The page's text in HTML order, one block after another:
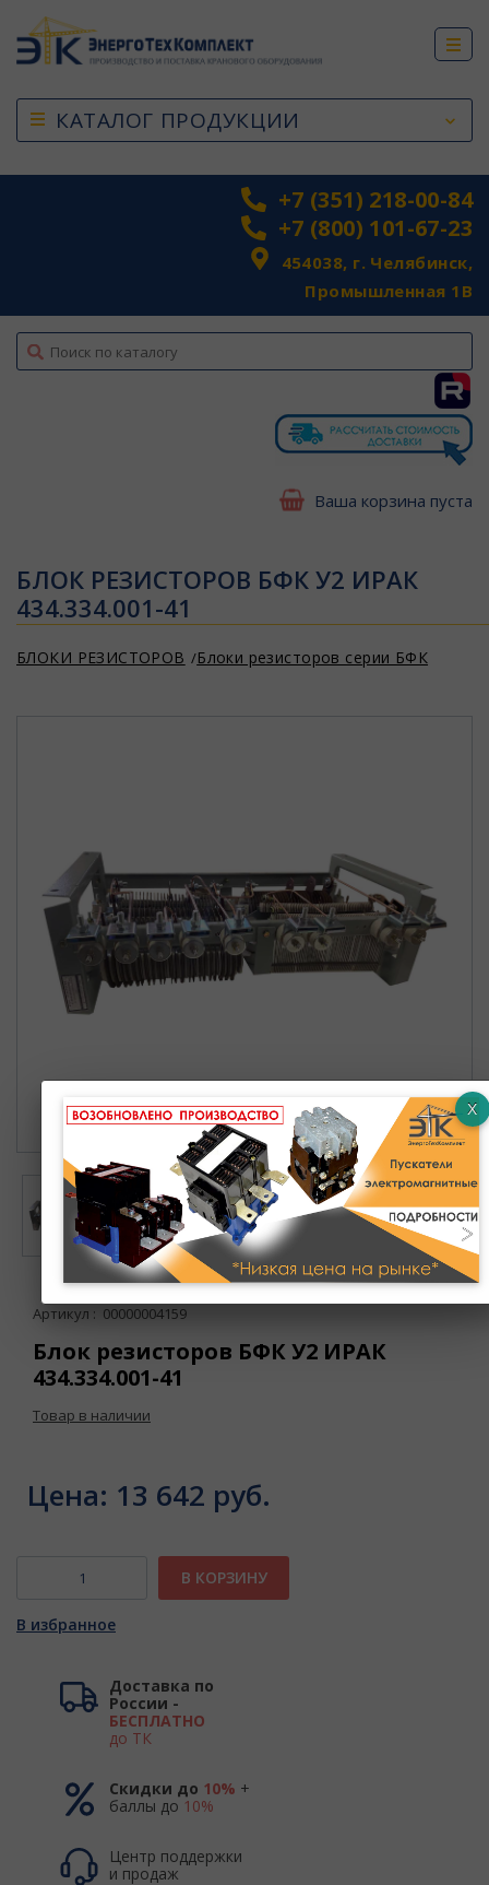
КАТАЛОГ ПРОДУКЦИИ
+7 (351) 218-00-84
+7 (800) 101-67-23
454038, г. Челябинск,
Промышленная 1В
top
Ваша корзина пуста
БЛОК РЕЗИСТОРОВ БФК У2 ИРАК
434.334.001-41
БЛОКИ РЕЗИСТОРОВ Блоки резисторов серии БФК
Артикул : 00000004159
Блок резисторов БФК У2 ИРАК
434.334.001-41
Товар в наличии
Цена: 13 642 руб.
В КОРЗИНУ
В избранное
Доставка по
России -
БЕСПЛАТНО
до ТК
Скидки до 10% +
баллы до 10%
Центр поддержки
и продаж